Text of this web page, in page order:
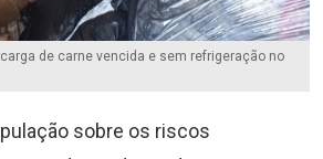
de carne vencida e sem refrigeração no
sobre os riscos